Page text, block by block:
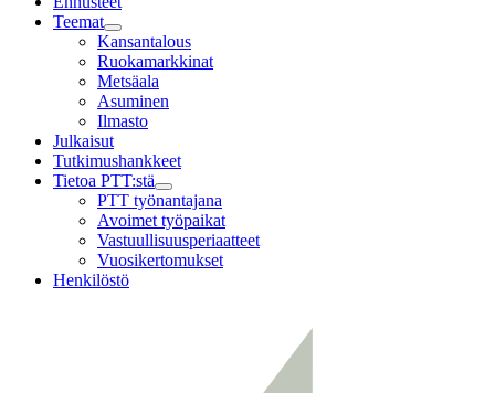
Teemat
Child
menu
Kansantalous
Ruokamarkkinat
Metsäala
Asuminen
Ilmasto
Julkaisut
Tutkimushankkeet
Tietoa PTT:stä
Child
menu
PTT työnantajana
Avoimet työpaikat
Vastuullisuusperiaatteet
Vuosikertomukset
Henkilöstö